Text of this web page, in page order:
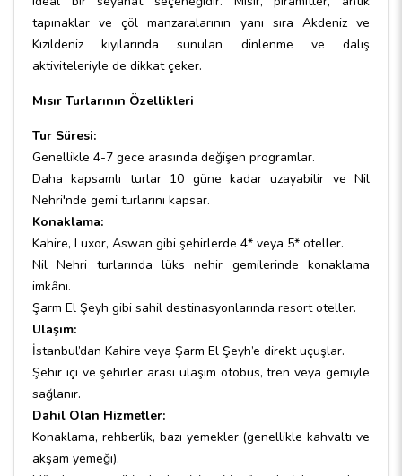
tapınaklar ve çöl manzaralarının yanı sıra Akdeniz ve
Kızıldeniz kıyılarında sunulan dinlenme ve dalış
aktiviteleriyle de dikkat çeker.
Mısır Turlarının Özellikleri
Tur Süresi:
Genellikle 4-7 gece arasında değişen programlar.
Daha kapsamlı turlar 10 güne kadar uzayabilir ve Nil
Nehri'nde gemi turlarını kapsar.
Konaklama:
Kahire, Luxor, Aswan gibi şehirlerde 4* veya 5* oteller.
Nil Nehri turlarında lüks nehir gemilerinde konaklama
imkânı.
Şarm El Şeyh gibi sahil destinasyonlarında resort oteller.
Ulaşım:
İstanbul’dan Kahire veya Şarm El Şeyh’e direkt uçuşlar.
Şehir içi ve şehirler arası ulaşım otobüs, tren veya gemiyle
sağlanır.
Dahil Olan Hizmetler:
Konaklama, rehberlik, bazı yemekler (genellikle kahvaltı ve
akşam yemeği).